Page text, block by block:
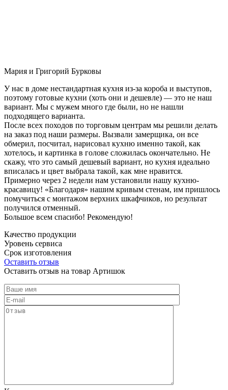
Мария и Григорий Бурковы
У нас в доме нестандартная кухня из-за короба и выступов,
поэтому готовые кухни (хоть они и дешевле) — это не наш
вариант. Мы с мужем много где были, но не нашли
подходящего варианта.
После всех походов по торговым центрам мы решили делать
на заказ под наши размеры. Вызвали замерщика, он все
обмерил, посчитал, нарисовал кухню именно такой, как
хотелось, и картинка в голове сложилась окончательно. Не
скажу, что это самый дешевый вариант, но кухня идеально
вписалась и цвет выбрала такой, как мне нравится.
Примерно через 2 недели нам установили нашу кухню-
красавицу! «Благодаря» нашим кривым стенам, им пришлось
помучиться с монтажом верхних шкафчиков, но результат
получился отменный.
Большое всем спасибо! Рекомендую!
Качество продукции
Уровень сервиса
Срок изготовления
Оставить отзыв
Оставить отзыв на товар Артишок